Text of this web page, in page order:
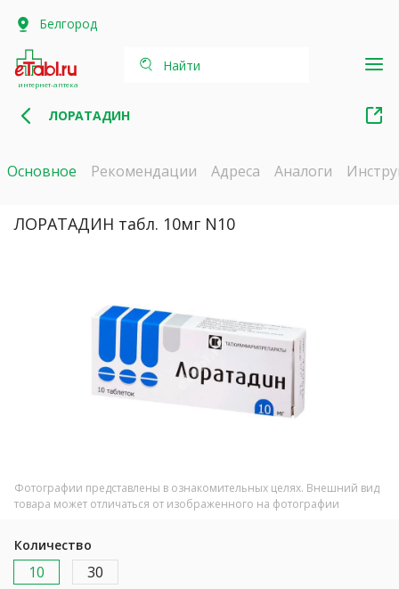
Белгород
интернет-аптека
Найти
ЛОРАТАДИН
Основное Рекомендации Адреса Аналоги
ЛОРАТАДИН табл. 10мг N10
Фотографии представлены в ознакомительных целях. Внешний вид
товара может отличаться от изображенного на фотографии
Количество
10 30